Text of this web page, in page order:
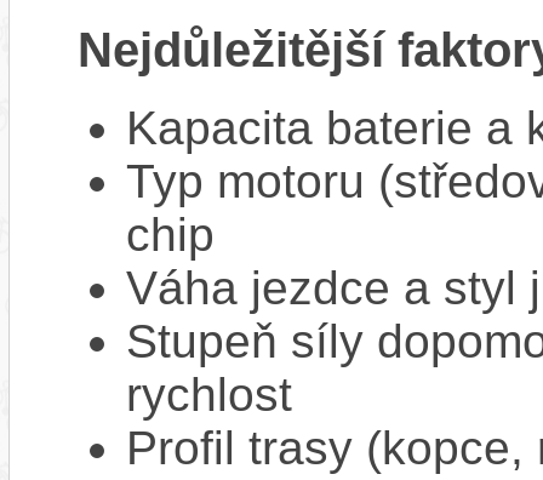
Nejdůležitější
Kapacita baterie a
Typ motoru
chip
Váha jezdce a styl
Stupeň síly
rychlost
Profil trasy